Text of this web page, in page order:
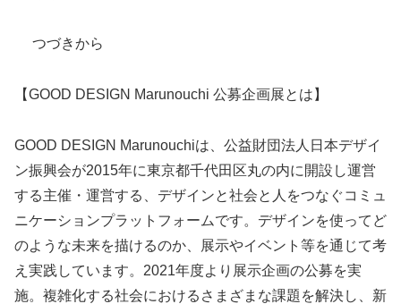
つづきから
【GOOD DESIGN Marunouchi 公募企画展とは】
GOOD DESIGN Marunouchiは、公益財団法人日本デザイ
ン振興会が2015年に東京都千代田区丸の内に開設し運営
する主催・運営する、デザインと社会と人をつなぐコミュ
ニケーションプラットフォームです。デザインを使ってど
のような未来を描けるのか、展示やイベント等を通じて考
え実践しています。2021年度より展示企画の公募を実
施。複雑化する社会におけるさまざまな課題を解決し、新